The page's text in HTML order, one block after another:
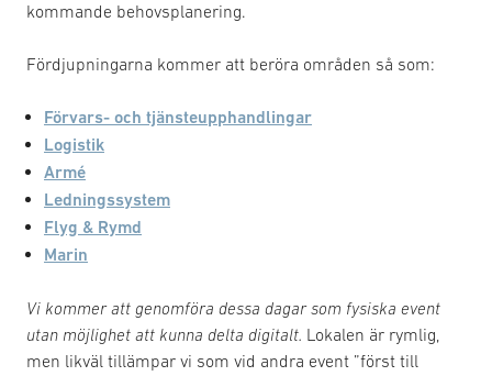
kommande behovsplanering.
Fördjupningarna kommer att beröra områden så som:
Förvars- och tjänsteupphandlingar
Logistik
Armé
Ledningssystem
Flyg & Rymd
Marin
Vi kommer att genomföra dessa dagar som fysiska event
utan möjlighet att kunna delta digitalt. Lokalen är rymlig,
men likväl tillämpar vi som vid andra event ”först till